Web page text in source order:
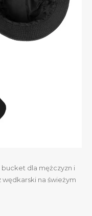
bucket dla mężczyzn i
na świeżym